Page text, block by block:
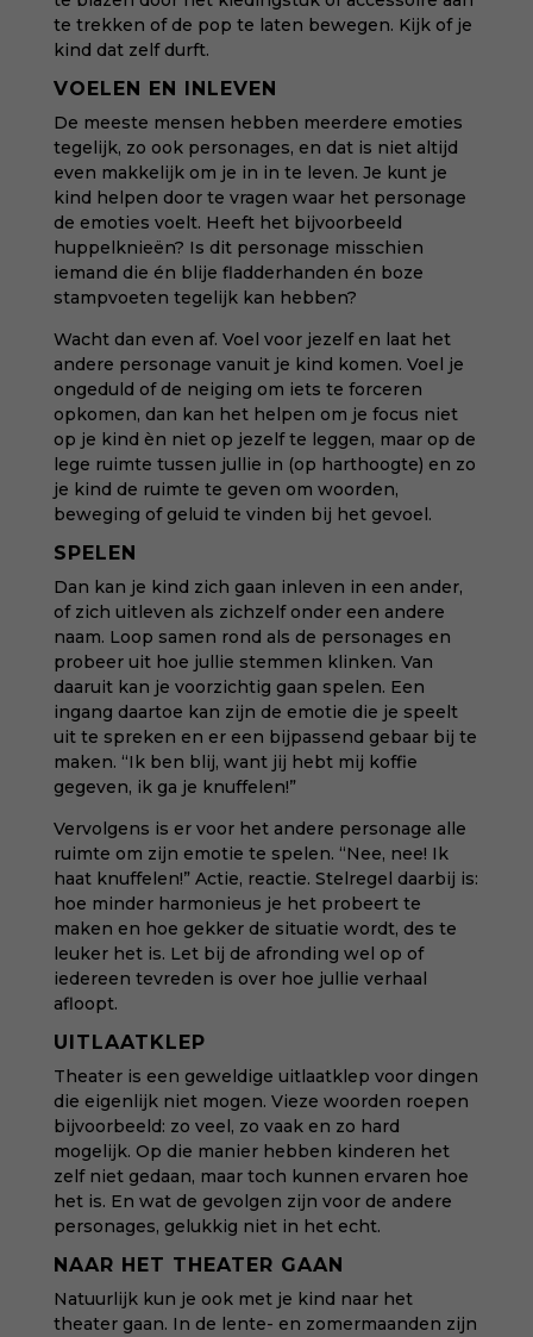
te trekken of de pop te laten bewegen. Kijk of je
kind dat zelf durft.
VOELEN EN INLEVEN
De meeste mensen hebben meerdere emoties
tegelijk, zo ook personages, en dat is niet altijd
even makkelijk om je in in te leven. Je kunt je
kind helpen door te vragen waar het personage
de emoties voelt. Heeft het bijvoorbeeld
huppelknieën? Is dit personage misschien
iemand die én blije fladderhanden én boze
stampvoeten tegelijk kan hebben?
Wacht dan even af. Voel voor jezelf en laat het
andere personage vanuit je kind komen. Voel je
ongeduld of de neiging om iets te forceren
opkomen, dan kan het helpen om je focus niet
op je kind èn niet op jezelf te leggen, maar op de
lege ruimte tussen jullie in (op harthoogte) en zo
je kind de ruimte te geven om woorden,
beweging of geluid te vinden bij het gevoel.
SPELEN
Dan kan je kind zich gaan inleven in een ander,
of zich uitleven als zichzelf onder een andere
naam. Loop samen rond als de personages en
probeer uit hoe jullie stemmen klinken. Van
daaruit kan je voorzichtig gaan spelen. Een
ingang daartoe kan zijn de emotie die je speelt
uit te spreken en er een bijpassend gebaar bij te
maken. “Ik ben blij, want jij hebt mij koffie
gegeven, ik ga je knuffelen!”
Vervolgens is er voor het andere personage alle
ruimte om zijn emotie te spelen. “Nee, nee! Ik
haat knuffelen!” Actie, reactie. Stelregel daarbij is:
hoe minder harmonieus je het probeert te
maken en hoe gekker de situatie wordt, des te
leuker het is. Let bij de afronding wel op of
iedereen tevreden is over hoe jullie verhaal
afloopt.
UITLAATKLEP
Theater is een geweldige uitlaatklep voor dingen
die eigenlijk niet mogen. Vieze woorden roepen
bijvoorbeeld: zo veel, zo vaak en zo hard
mogelijk. Op die manier hebben kinderen het
zelf niet gedaan, maar toch kunnen ervaren hoe
het is. En wat de gevolgen zijn voor de andere
personages, gelukkig niet in het echt.
NAAR HET THEATER GAAN
Natuurlijk kun je ook met je kind naar het
theater gaan. In de lente- en zomermaanden zijn